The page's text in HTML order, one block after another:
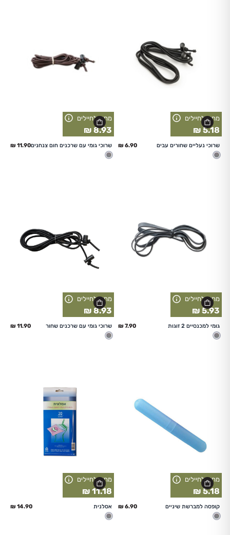
מחיר לחיילים
5.18 ₪
שרוכי נעליים שחורים עבים
מעורב
החל מ
מחיר לחיילים
8.93 ₪
שרוכי גומי עם שרכנים חום צנחנים
מעורב
החל מ
מחיר לחיילים
5.93 ₪
גומי למכנסיים 2 זוגות
מעורב
החל מ
מחיר לחיילים
8.93 ₪
שרוכי גומי עם שרכנים שחור
מעורב
החל מ
מחיר לחיילים
5.18 ₪
קופסה למברשת שיניים
מעורב
החל מ
מחיר לחיילים
11.18 ₪
אסלנית
מעורב
החל מ